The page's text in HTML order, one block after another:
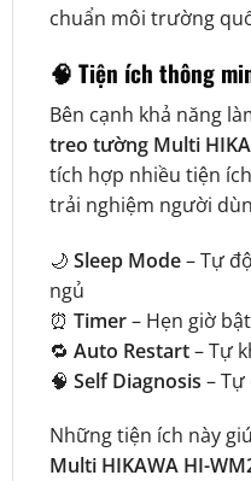
chuẩn môi trường
🧠 Tiện ích thông
Bên cạnh khả năng
treo tường Multi
tích hợp nhiều tiện
trải nghiệm người
🌙 Sleep Mode– Tự
ngủ
⏰ Timer– Hẹn giờ
🔁 Auto Restart– Tự
🧠 Self Diagnosis –
Những tiện ích này
Multi HIKAWA HI-